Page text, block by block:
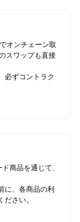
オンチェーン取
スワップも直接
必ずコントラク
商品を通じて、
に、各商品の利
さい。